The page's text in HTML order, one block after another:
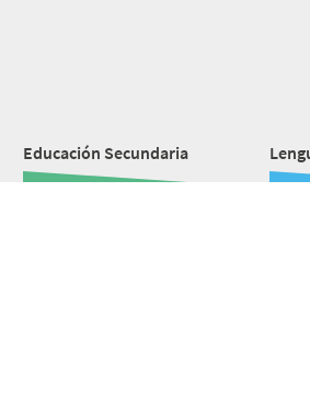
Educación Secundaria